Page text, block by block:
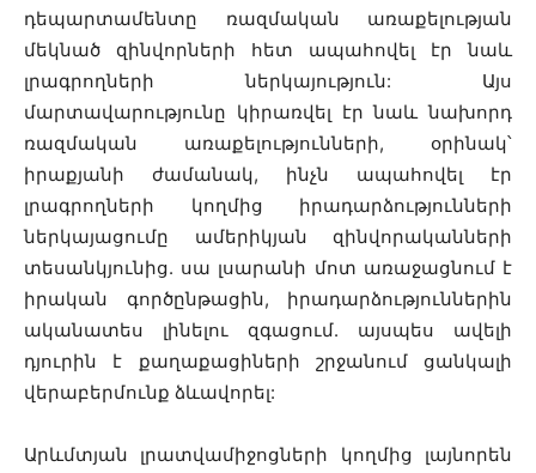
դեպարտամենտը ռազմական առաքելության
մեկնած զինվորների հետ ապահովել էր նաև
լրագրողների ներկայություն: Այս
մարտավարությունը կիրառվել էր նաև նախորդ
ռազմական առաքելությունների, օրինակ՝
իրաքյանի ժամանակ, ինչն ապահովել էր
լրագրողների կողմից իրադարձությունների
ներկայացումը ամերիկյան զինվորականների
տեսանկյունից. սա լսարանի մոտ առաջացնում է
իրական գործընթացին, իրադարձություններին
ականատես լինելու զգացում. այսպես ավելի
դյուրին է քաղաքացիների շրջանում ցանկալի
վերաբերմունք ձևավորել:
Արևմտյան լրատվամիջոցների կողմից լայնորեն